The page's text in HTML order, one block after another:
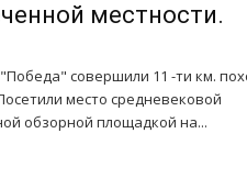
местности.
совершили 11 -ти км.
место средневековой
обзорной площадкой на...